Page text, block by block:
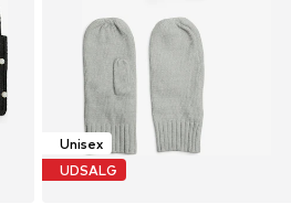
Unisex
UDSALG